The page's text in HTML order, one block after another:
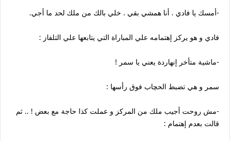
-أمسك يا فادي . أنا همشي بقي . خلي بالك من ملك لحد ما أجي.
فادي و هو يركز إهتمامه علي المباراة التي يتابعها علي التلفاز :
-ماشية متأخر إنهاردة يعني يا سمر !
سمر و هي تضبط الحچاب فوق رأسها :
-مش روحت أجيب ملك من المركز و عملت كذا حاجة مع بعض ! .. ثم
قالت بعدم إهتمام :